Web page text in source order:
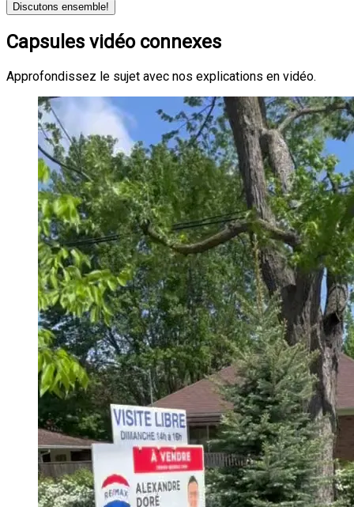
Discutons ensemble!
Capsules vidéo connexes
Approfondissez le sujet avec nos explications en vidéo.